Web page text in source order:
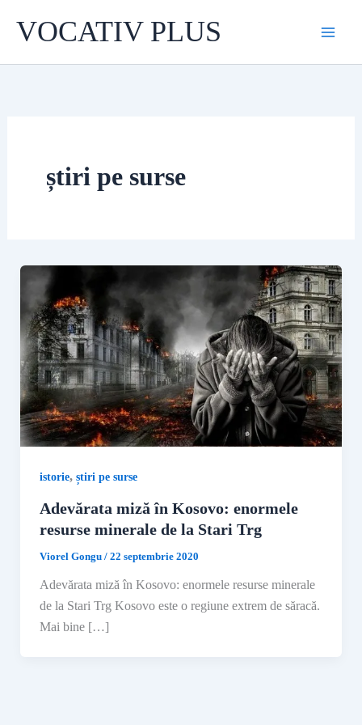
VOCATIV PLUS
știri pe surse
istorie, știri pe surse
Adevărata miză în Kosovo: enormele
resurse minerale de la Stari Trg
Viorel Gongu / 22 septembrie 2020
Adevărata miză în Kosovo: enormele resurse minerale
de la Stari Trg Kosovo este o regiune extrem de săracă.
Mai bine […]